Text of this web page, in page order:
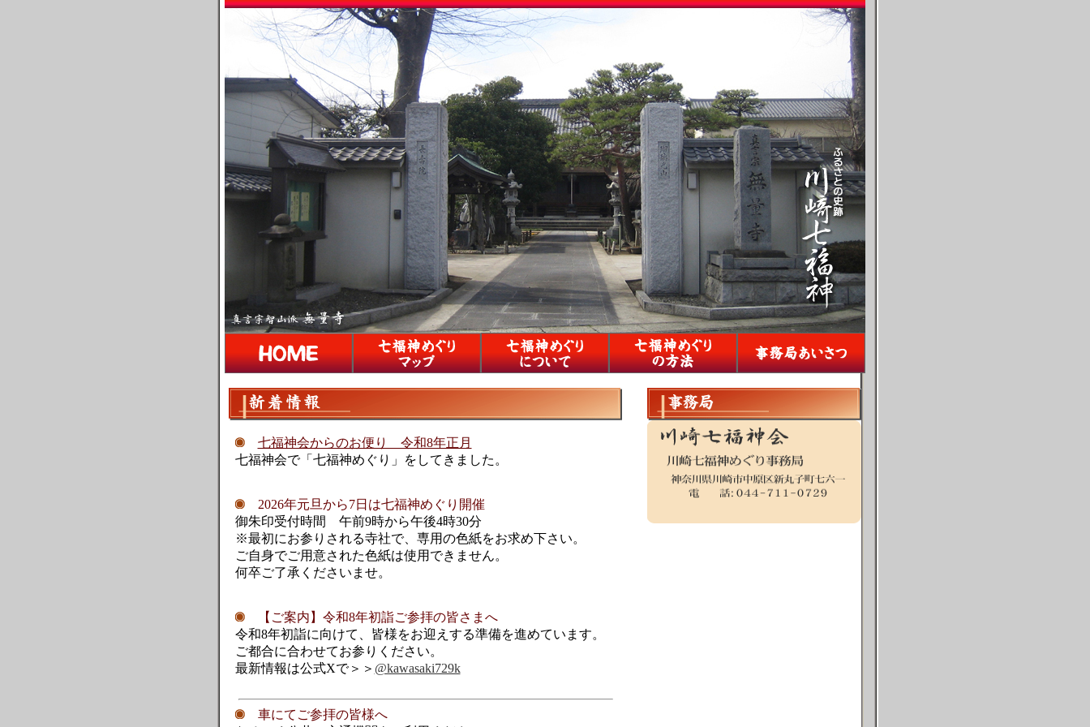
七福神会からのお便り 令和8年正月
七福神会で「七福神めぐり」をしてきました。
2026年元旦から7日は七福神めぐり開催
御朱印受付時間 午前9時から午後4時30分
※最初にお参りされる寺社で、専用の色紙をお求め下さい。
ご自身でご用意された色紙は使用できません。
何卒ご了承くださいませ。
【ご案内】令和8年初詣ご参拝の皆さまへ
令和8年初詣に向けて、皆様をお迎えする準備を進めています。
ご都合に合わせてお参りください。
最新情報は公式Xで＞＞ @kawasaki729k
車にてご参拝の皆様へ